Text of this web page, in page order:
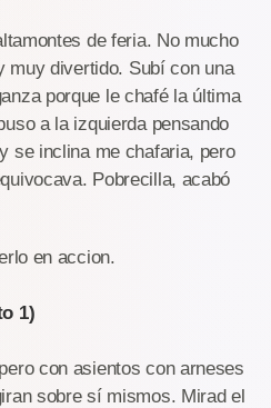
de feria. No mucho
muy divertido. Subí con una
porque le chafé la última
a la izquierda pensando
se inclina me chafaria, pero
Pobrecilla, acabó
en accion.
1)
con asientos con arneses
sobre sí mismos. Mirad el